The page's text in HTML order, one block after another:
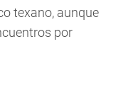
texano, aunque
por